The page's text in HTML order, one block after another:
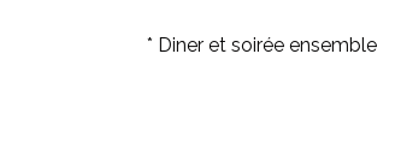
* Diner et soirée ensemble